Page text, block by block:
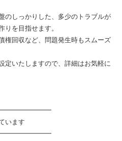
のしっかりした、多少のトラブルが
りを目指せます。
権回収など、問題発生時もスムーズ
定いたしますので、詳細はお気軽に
います